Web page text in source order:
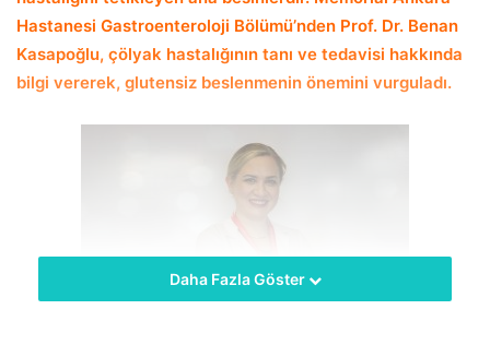
Hastanesi Gastroenteroloji Bölümü’nden Prof. Dr. Benan
Kasapoğlu, çölyak hastalığının tanı ve tedavisi hakkında
bilgi vererek, glutensiz beslenmenin önemini vurguladı.
Daha Fazla Göster